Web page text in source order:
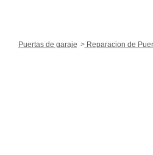
Puertas de garaje Reparacion de